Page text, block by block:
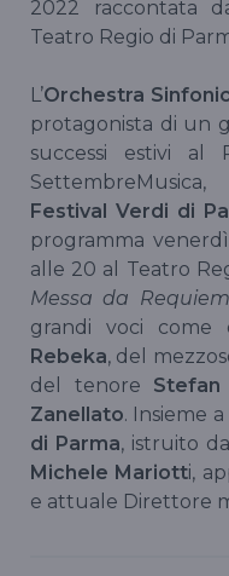
2022 raccontata
Teatro Regio di
L’Orchestra
protagonista di un
successi estivi al
Festival Verdi di
programma
alle 20 al Teatro
Messa da Requiem
grandi voci come
Rebeka, del
del tenore Stefan
Zanellato. Insieme a
di Parma, istruito da
Michele Mariotti,
e attuale Direttore